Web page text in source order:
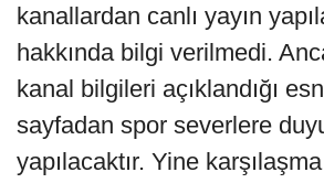
kanallardan canlı yayın
hakkında bilgi verilmedi.
kanal bilgileri açıklandığı
sayfadan spor severlere
yapılacaktır. Yine